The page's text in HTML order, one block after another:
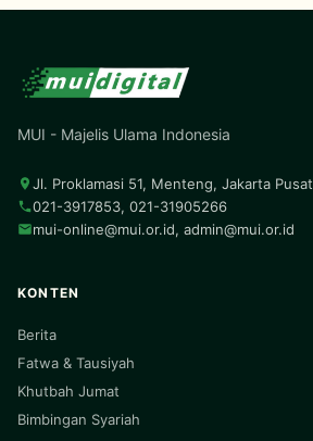
MUI - Majelis Ulama Indonesia
Jl. Proklamasi 51, Menteng, Jakarta Pusat
021-3917853, 021-31905266
mui-online@mui.or.id, admin@mui.or.id
KONTEN
Berita
Fatwa & Tausiyah
Khutbah Jumat
Bimbingan Syariah